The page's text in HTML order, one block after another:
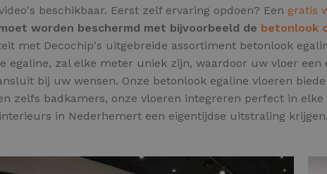
beschikbaar. Eerst zelf ervaring opdoen? Een gratis
worden beschermd met bijvoorbeeld de betonlook
met Decochip's uitgebreide assortiment betonlook
egaline, zal elke meter uniek zijn, waardoor uw vloer
bij uw wensen. Onze betonlook egaline vloeren
zelfs badkamers, onze vloeren integreren perfect in
in Nederhemert een eigentijdse uitstraling